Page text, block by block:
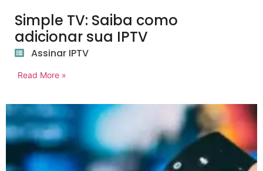
Simple TV: Saiba como
adicionar sua IPTV
Assinar IPTV
Read More »